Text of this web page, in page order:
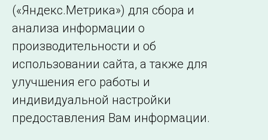
← Все публикации
Подписаться на новости
©2005–2026 АО «СО ЕЭС»
Филиалы и
представительства
(«Яндекс.Метрика») для сбора и
анализа информации о
производительности и об
использовании сайта, а также для
улучшения его работы и
индивидуальной настройки
предоставления Вам информации.